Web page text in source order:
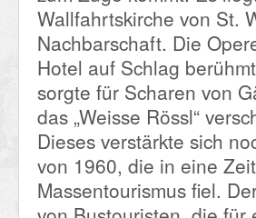
Wallfahrtskirche von St.
Nachbarschaft. Die
Hotel auf Schlag
sorgte für Scharen von
das „Weisse Rössl“
Dieses verstärkte sich
von 1960, die in eine
Massentourismus fiel.